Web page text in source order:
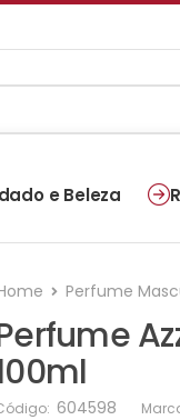
e Beleza
Perfume
604598